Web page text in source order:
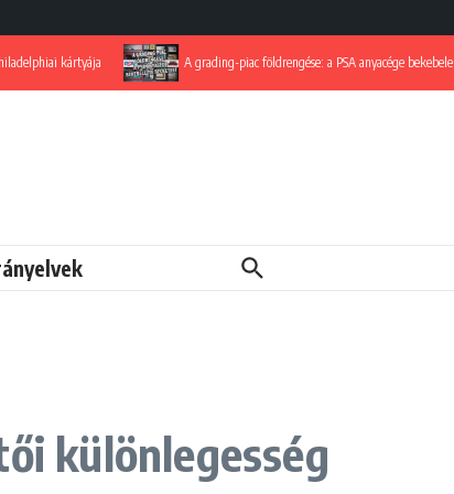
A grading-piac földrengése: a PSA anyacége bekebelezte Beckettet
különlegesség